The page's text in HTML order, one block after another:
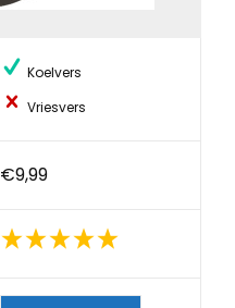
Koelvers
Vriesvers
€9,99